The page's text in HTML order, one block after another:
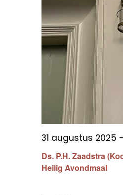
Ds. P.H. Zaadstra
Heilig Avondmaal
31 augustus 2025 -